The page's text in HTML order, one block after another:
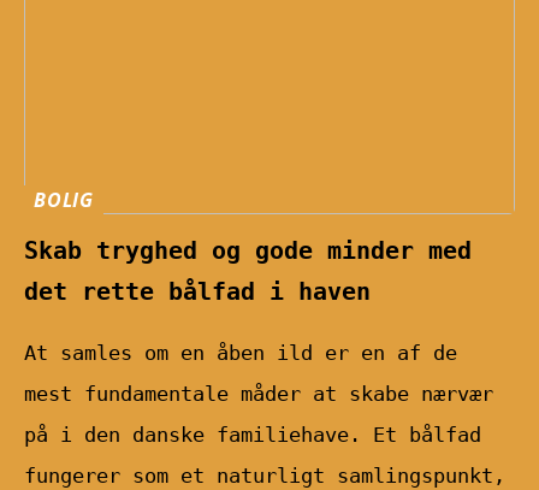
BOLIG
Skab tryghed og gode minder med
det rette bålfad i haven
At samles om en åben ild er en af de
mest fundamentale måder at skabe nærvær
på i den danske familiehave. Et bålfad
fungerer som et naturligt samlingspunkt,